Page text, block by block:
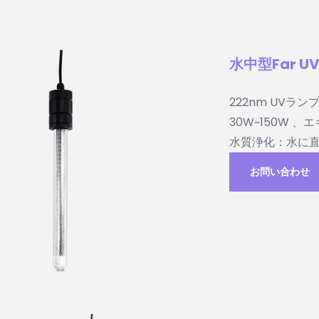
水中型Far
222nm UVラン
30W~150W 、
水質浄化：水に
お問い合わせ